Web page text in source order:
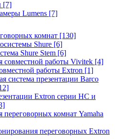
[7]
Lumens [7]
комнат [130]
Shure [6]
Shure Stem [6]
совместной работы Vivitek [4]
работы Extron [1]
система презентации Barco
Extron серии HC и
переговорных комнат Yamaha
переговорных Extron